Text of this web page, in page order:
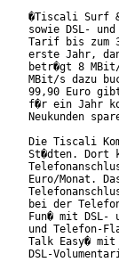
�Tiscali Surf &
sowie DSL-
Tarif bis zum
erste Jahr,
betr�gt 8
MBit/s dazu
99,90 Euro
f�r ein Jahr
Neukunden
Die Tiscali
St�dten. Dort
Euro/Monat.
bei der
Fun� mit
und Telefon-
Talk Easy�
DSL-